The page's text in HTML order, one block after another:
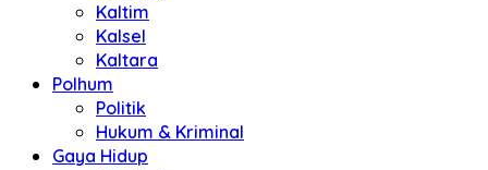
Kaltim
Kalsel
Kaltara
Polhum
Politik
Hukum & Kriminal
Gaya Hidup